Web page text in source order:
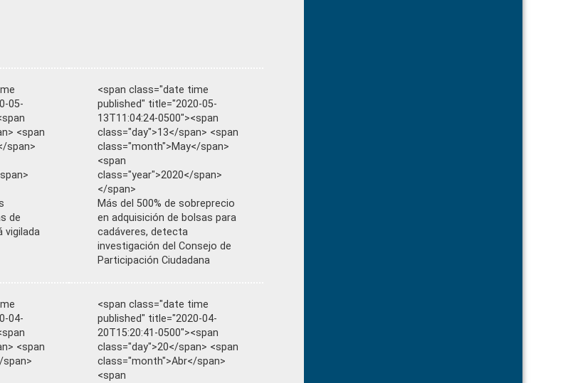
05-
<span
span>
de
vigilada
<span class="date time
published" title="2020-05-
13T11:04:24-0500"><span
class="day">13</span> <span
class="month">May</span>
<span
class="year">2020</span>
</span>
Más del 500% de sobreprecio
en adquisición de bolsas para
cadáveres, detecta
investigación del Consejo de
Participación Ciudadana
04-
<span
<span class="date time
published" title="2020-04-
20T15:20:41-0500"><span
class="day">20</span> <span
class="month">Abr</span>
<span